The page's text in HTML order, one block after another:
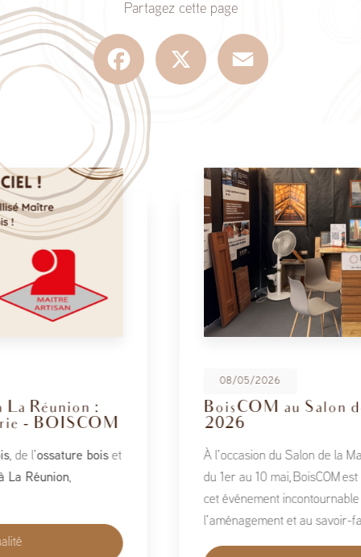
Partagez cette page
Facebook
BoisCOM au Salon de la Maison
2026
À l’occasion du Salon de la Maison 2026, qui se tient
du 1er au 10 mai, BoisCOM est heureux de participer à
cet événement incontournable dédié à l’habitat, à
l’aménagement et au savoir-faire local…